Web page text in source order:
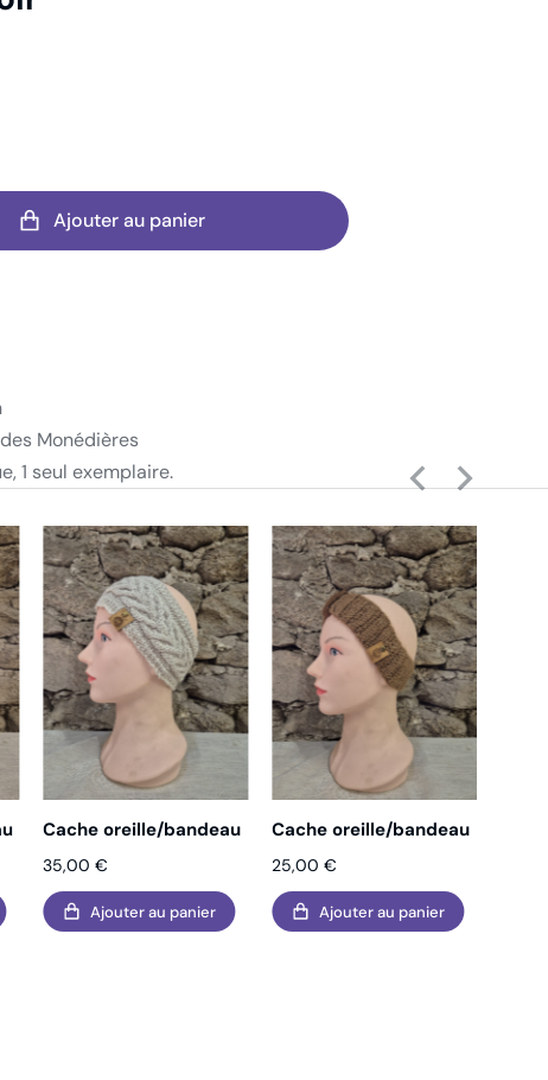
Ajouter au panier
Monédières
1 seul exemplaire.
Cache oreille/bandeau
35,00€
Ajouter au panier
Cache oreille/bandeau
25,00€
Ajouter au panier